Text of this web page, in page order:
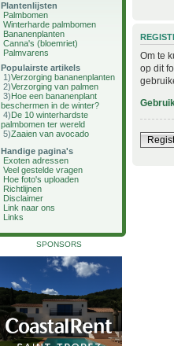
Plantenlijsten
Palmbomen
Winterharde palmbomen
Bananenplanten
Canna's (bloemriet)
Palmvarens
Populairste artikels
1)Verzorging bananenplanten
2)Verzorging van palmen
3)Hoe een bananenplant
beschermen in de winter?
4)De 10 winterhardste
palmbomen ter wereld
5)Zaaien van avocado
Handige pagina's
Exoten adressen
Veel gestelde vragen
Hoe foto's uploaden
Richtlijnen
Disclaimer
Link naar ons
Links
SPONSORS
Om te
op dit